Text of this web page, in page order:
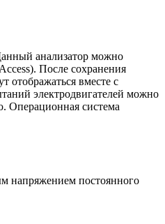
анализатор можно
После сохранения
отображаться вместе с
электродвигателей можно
Операционная система
напряжением постоянного